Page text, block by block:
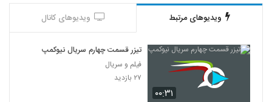
ویدیوهای مرتبط ویدیوهای کانال
۰۰:۳۱
تیزر قسمت چهارم سریال نیوکمپ
فیلم و سریال
۲۷ بازدید